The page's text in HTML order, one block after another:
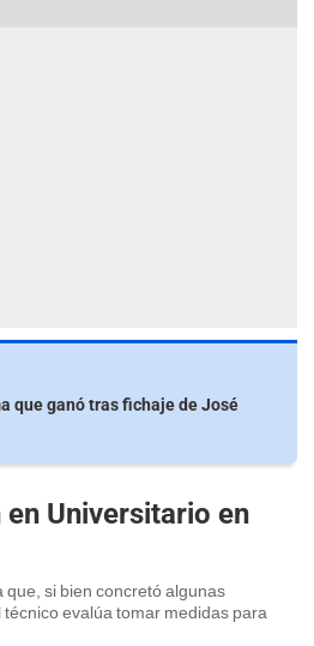
que ganó tras fichaje de José
Universitario en
que, si bien concretó algunas
evalúa tomar medidas para